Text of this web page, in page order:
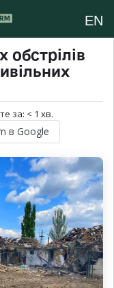
EN
обстрілів
за: < 1 хв.
в Google